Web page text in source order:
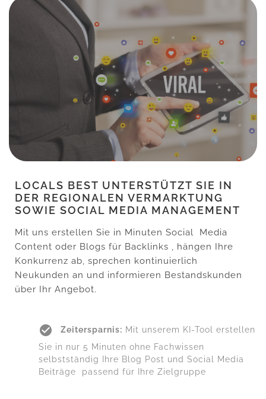
LOCALS BEST UNTERSTÜTZT SIE IN
DER REGIONALEN VERMARKTUNG
SOWIE SOCIAL MEDIA MANAGEMENT
Mit uns erstellen Sie in Minuten Social Media
Content oder Blogs für Backlinks , hängen Ihre
Konkurrenz ab, sprechen kontinuierlich
Neukunden an und informieren Bestandskunden
über Ihr Angebot.
Zeitersparnis: Mit unserem KI-Tool erstellen
Sie in nur 5 Minuten ohne Fachwissen
selbstständig Ihre Blog Post und Social Media
Beiträge passend für Ihre Zielgruppe